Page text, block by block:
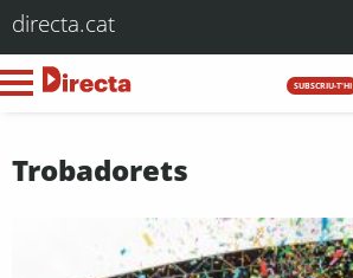
directa.cat
SUBSCRIU-T'HI
Trobadorets